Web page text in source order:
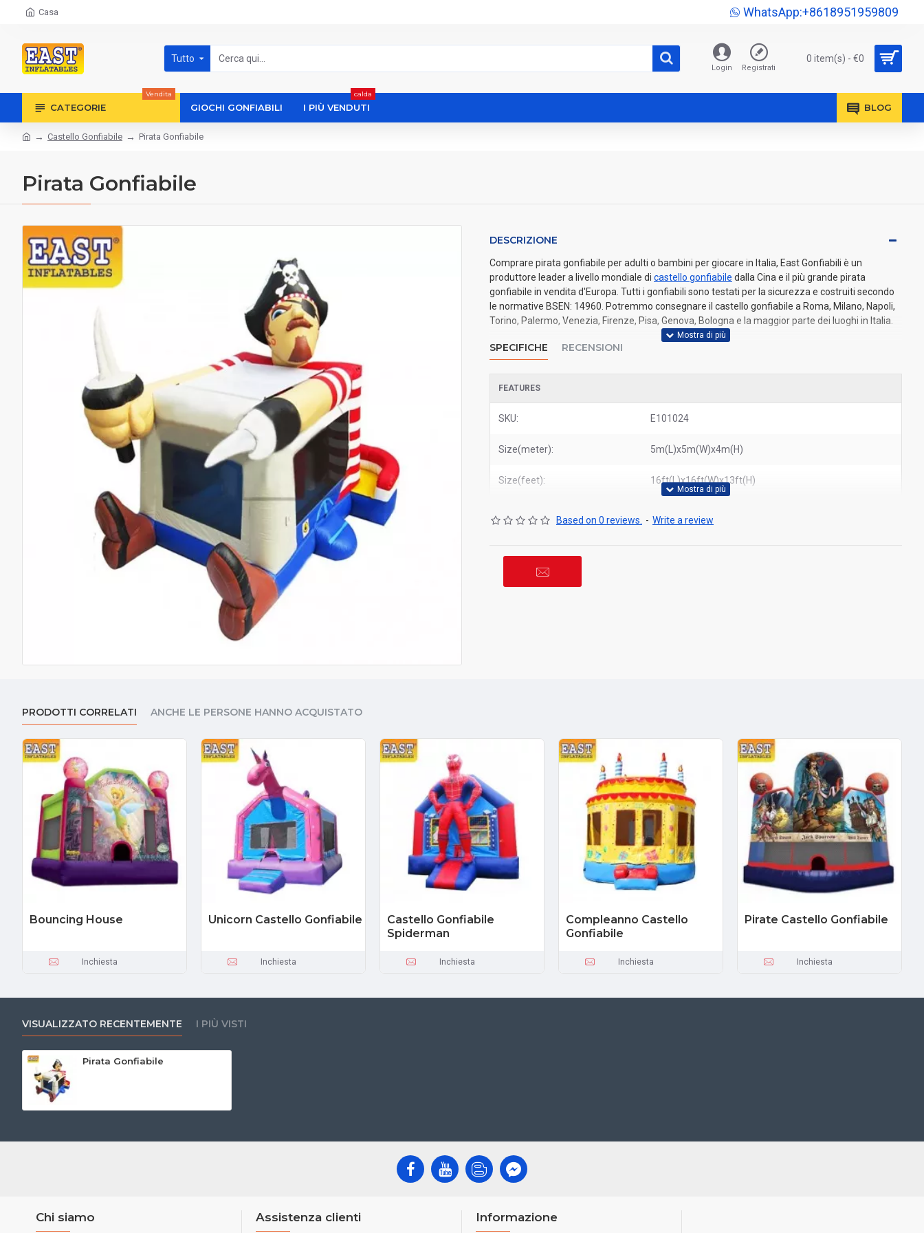
Casa WhatsApp:+8618951959809
Tutto
Login Registrati
0 item(s) - €0
CATEGORIE
Vendita
GIOCHI GONFIABILI I PIÙ VENDUTI
calda
BLOG
Castello Gonfiabile Pirata Gonfiabile
Pirata Gonfiabile
DESCRIZIONE
Comprare pirata gonfiabile per adulti o bambini per giocare in Italia, East Gonfiabili è un
produttore leader a livello mondiale di castello gonfiabile dalla Cina e il più grande pirata
gonfiabile in vendita d'Europa. Tutti i gonfiabili sono testati per la sicurezza e costruiti secondo
le normative BSEN: 14960. Potremmo consegnare il castello gonfiabile a Roma, Milano, Napoli,
Torino, Palermo, Venezia, Firenze, Pisa, Genova, Bologna e la maggior parte dei luoghi in Italia.
SPECIFICHE RECENSIONI
FEATURES
SKU: E101024
Size(meter): 5m(L)x5m(W)x4m(H)
Size(feet): 16ft(L)x16ft(W)x13ft(H)
Based on 0 reviews. - Write a review
PRODOTTI CORRELATI ANCHE LE PERSONE HANNO ACQUISTATO
Bouncing House
Inchiesta
Unicorn Castello Gonfiabile
Inchiesta
Castello Gonfiabile
Spiderman
Inchiesta
Compleanno Castello
Gonfiabile
Inchiesta
Pirate Castello Gonfiabile
Inchiesta
VISUALIZZATO RECENTEMENTE I PIÙ VISTI
Pirata Gonfiabile
Chi siamo Assistenza clienti Informazione